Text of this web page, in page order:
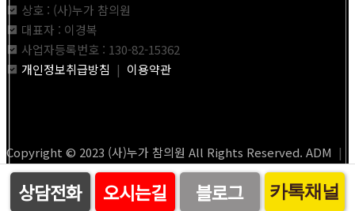
상호 : (사)누가 참의원
대표자 : 이경복
사업자등록번호 : 130-82-15362
개인정보취급방침 | 이용약관
Copyright © 2023 (사)누가 참의원 All Rights Reserved. ADM |
by.웹지원센터.com
상담전화 오시는길 블로그 카톡채널